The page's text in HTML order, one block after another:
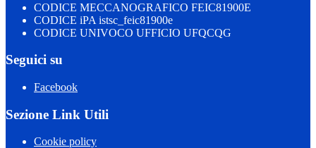
CODICE MECCANOGRAFICO FEIC81900E
CODICE iPA istsc_feic81900e
CODICE UNIVOCO UFFICIO UFQCQG
Seguici su
Facebook
Sezione Link Utili
Cookie policy